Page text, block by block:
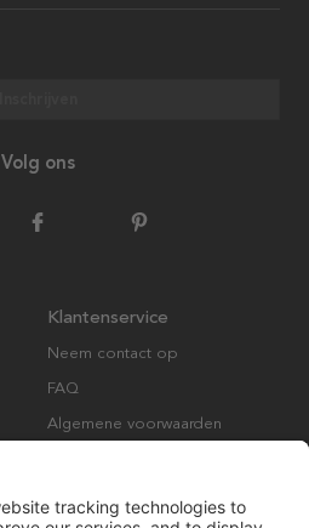
Volg ons
Klantenservice
Neem contact op
FAQ
Algemene voorwaarden